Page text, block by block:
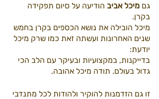
גם מיכל אביב הודיעה על סיום תפקידה
בקרן.
מיכל הובילה את נושא הכספים בקרן בחמש
שנים האחרונות ועשתה זאת כמו שרק מיכל
יודעת:
בדייקנות, במקצועיות ובעיקר עם הלב הכי
גדול בעולם. תודה מיכל אהובה.
זו גם הזדמנות להוקיר ולהודות לכל מתנדבי